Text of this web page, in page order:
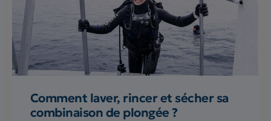
Comment laver, rincer et sécher sa
combinaison de plongée ?